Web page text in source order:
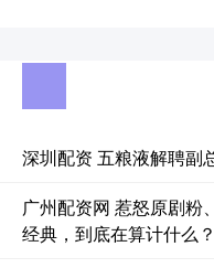
深圳配资 五粮液解聘副
广州配资网 惹怒原剧粉
经典，到底在算计什么